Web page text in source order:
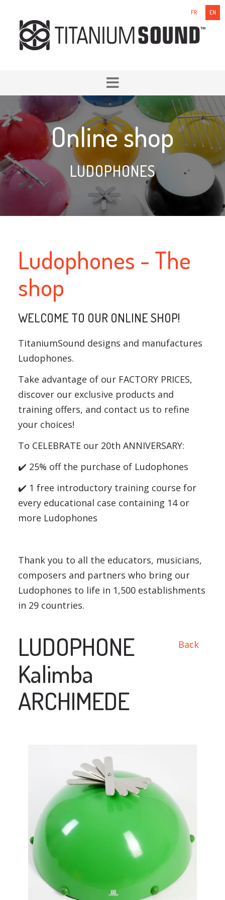
FR EN
Online shop
LUDOPHONES
Ludophones - The
shop
WELCOME TO OUR ONLINE SHOP!
TitaniumSound designs and manufactures
Ludophones.
Take advantage of our FACTORY PRICES,
discover our exclusive products and
training offers, and contact us to refine
your choices!
To CELEBRATE our 20th ANNIVERSARY:
✔️ 25% off the purchase of Ludophones
✔️ 1 free introductory training course for
every educational case containing 14 or
more Ludophones
Thank you to all the educators, musicians,
composers and partners who bring our
Ludophones to life in 1,500 establishments
in 29 countries.
Back
LUDOPHONE
Kalimba
ARCHIMEDE